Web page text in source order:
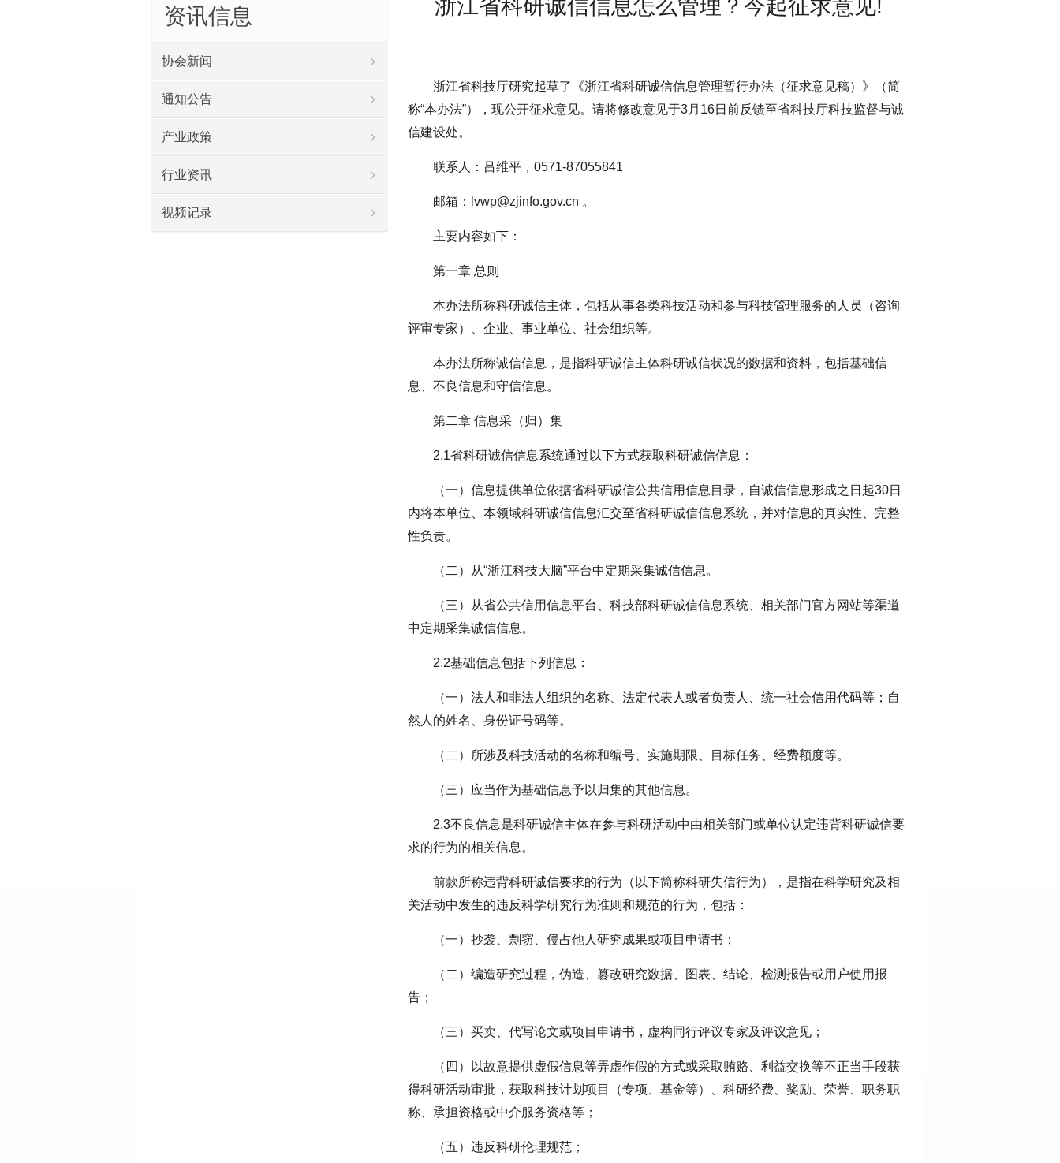
浙江省科研诚信信息怎么管理？今起征求意见!
浙江省科技厅研究起草了《浙江省科研诚信信息管理暂行办法（征求意见稿）》（简
称“本办法”），现公开征求意见。请将修改意见于3月16日前反馈至省科技厅科技监督与诚
信建设处。
联系人：吕维平，0571-87055841
邮箱：lvwp@zjinfo.gov.cn 。
主要内容如下：
第一章 总则
本办法所称科研诚信主体，包括从事各类科技活动和参与科技管理服务的人员（咨询
评审专家）、企业、事业单位、社会组织等。
本办法所称诚信信息，是指科研诚信主体科研诚信状况的数据和资料，包括基础信
息、不良信息和守信信息。
第二章 信息采（归）集
2.1省科研诚信信息系统通过以下方式获取科研诚信信息：
（一）信息提供单位依据省科研诚信公共信用信息目录，自诚信信息形成之日起30日
内将本单位、本领域科研诚信信息汇交至省科研诚信信息系统，并对信息的真实性、完整
性负责。
（二）从“浙江科技大脑”平台中定期采集诚信信息。
（三）从省公共信用信息平台、科技部科研诚信信息系统、相关部门官方网站等渠道
中定期采集诚信信息。
2.2基础信息包括下列信息：
（一）法人和非法人组织的名称、法定代表人或者负责人、统一社会信用代码等；自
然人的姓名、身份证号码等。
（二）所涉及科技活动的名称和编号、实施期限、目标任务、经费额度等。
（三）应当作为基础信息予以归集的其他信息。
2.3不良信息是科研诚信主体在参与科研活动中由相关部门或单位认定违背科研诚信要
求的行为的相关信息。
前款所称违背科研诚信要求的行为（以下简称科研失信行为），是指在科学研究及相
关活动中发生的违反科学研究行为准则和规范的行为，包括：
（一）抄袭、剽窃、侵占他人研究成果或项目申请书；
（二）编造研究过程，伪造、篡改研究数据、图表、结论、检测报告或用户使用报
告；
（三）买卖、代写论文或项目申请书，虚构同行评议专家及评议意见；
（四）以故意提供虚假信息等弄虚作假的方式或采取贿赂、利益交换等不正当手段获
得科研活动审批，获取科技计划项目（专项、基金等）、科研经费、奖励、荣誉、职务职
称、承担资格或中介服务资格等；
（五）违反科研伦理规范；
资讯信息
协会新闻
通知公告
产业政策
行业资讯
视频记录